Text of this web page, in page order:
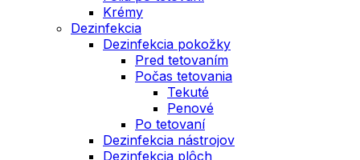
Krémy
Dezinfekcia
Dezinfekcia pokožky
Pred tetovaním
Počas tetovania
Tekuté
Penové
Po tetovaní
Dezinfekcia nástrojov
Dezinfekcia plôch